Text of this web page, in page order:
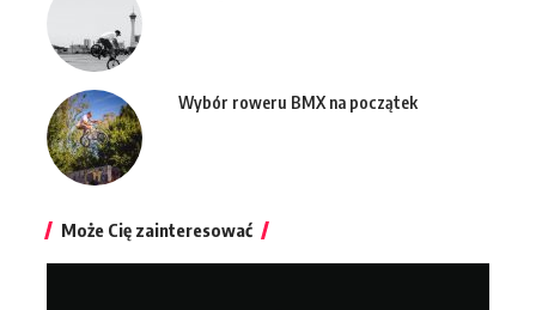
Wybór roweru BMX na początek
Może Cię zainteresować